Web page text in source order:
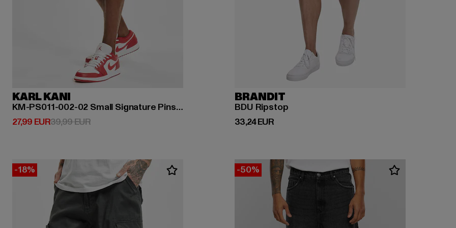
KARL KANI
KM-PS011-002-02 Small Signature Pinstripe Mesh Shorts
27,99 EUR
Derzeitiger Preis: 27,99 EUR
39,99 EURAktionspreis: 39,99 EUR
BRANDIT
BDU Ripstop
33,24 EUR
Derzeitiger Preis: 33,24 EUR
-18% -50%